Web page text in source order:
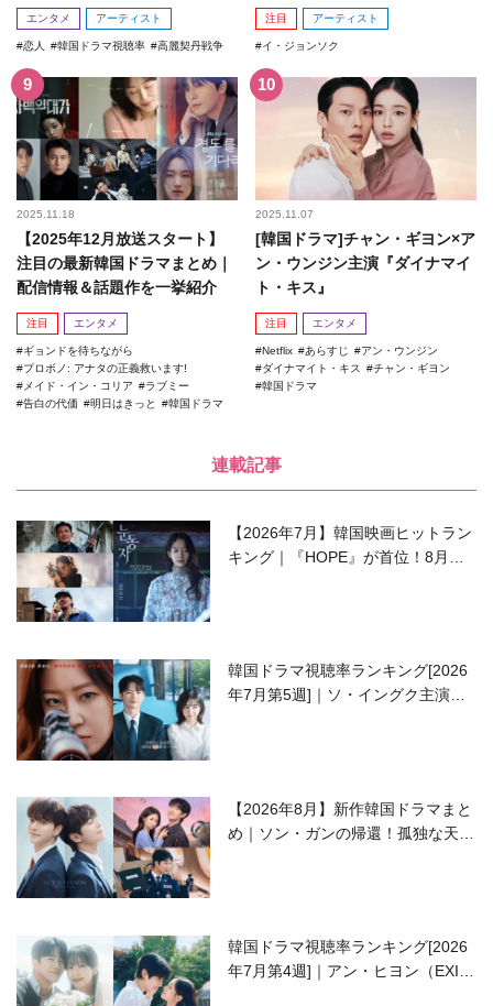
エンタメ アーティスト
恋人 韓国ドラマ視聴率 高麗契丹戦争
注目 アーティスト
イ・ジョンソク
2025.11.18
【2025年12月放送スタート】
注目の最新韓国ドラマまとめ｜
配信情報＆話題作を一挙紹介
注目 エンタメ
ギョンドを待ちながら
プロボノ: アナタの正義救います!
メイド・イン・コリア
ラブミー
告白の代価
明日はきっと 韓国ドラマ
2025.11.07
[韓国ドラマ]チャン・ギヨン×ア
ン・ウンジン主演『ダイナマイ
ト・キス』
注目 エンタメ
Netflix あらすじ
アン・ウンジン
ダイナマイト・キス
チャン・ギヨン
韓国ドラマ
連載記事
【2026年7月】韓国映画ヒットラン
キング｜『HOPE』が首位！8月公
韓国ドラマ視聴率ランキング[2026
年7月第5週]｜ソ・イングク主演の
【2026年8月】新作韓国ドラマまと
め｜ソン・ガンの帰還！孤独な天才
韓国ドラマ視聴率ランキング[2026
年7月第4週]｜アン・ヒヨン（EXID